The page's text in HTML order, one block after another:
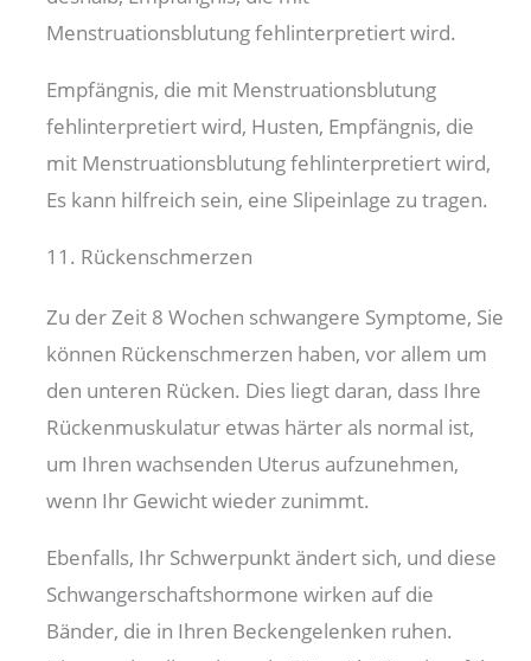
Menstruationsblutung fehlinterpretiert wird.
Empfängnis, die mit Menstruationsblutung
fehlinterpretiert wird, Husten, Empfängnis, die
mit Menstruationsblutung fehlinterpretiert wird,
Es kann hilfreich sein, eine Slipeinlage zu tragen.
11. Rückenschmerzen
Zu der Zeit 8 Wochen schwangere Symptome, Sie
können Rückenschmerzen haben, vor allem um
den unteren Rücken. Dies liegt daran, dass Ihre
Rückenmuskulatur etwas härter als normal ist,
um Ihren wachsenden Uterus aufzunehmen,
wenn Ihr Gewicht wieder zunimmt.
Ebenfalls, Ihr Schwerpunkt ändert sich, und diese
Schwangerschaftshormone wirken auf die
Bänder, die in Ihren Beckengelenken ruhen.